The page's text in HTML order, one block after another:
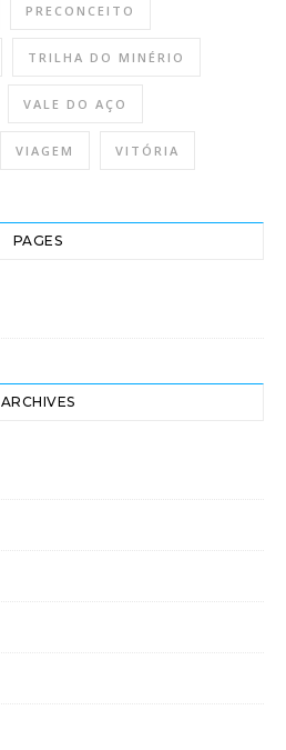
PRECONCEITO
TRILHA DO MINÉRIO
VALE DO AÇO
VIAGEM VITÓRIA
PAGES
ARCHIVES